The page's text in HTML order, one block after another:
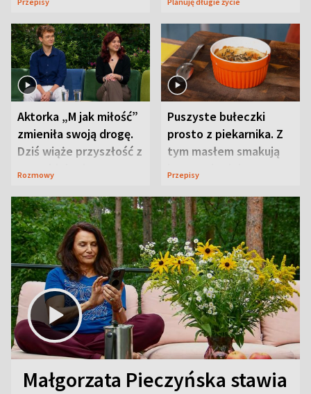
Aktorka „M jak miłość”
zmieniła swoją drogę.
Dziś wiąże przyszłość z
neurobiologią
Rozmowy
Puszyste bułeczki
prosto z piekarnika. Z
tym masłem smakują
jeszcze lepiej
Przepisy
Małgorzata Pieczyńska stawia